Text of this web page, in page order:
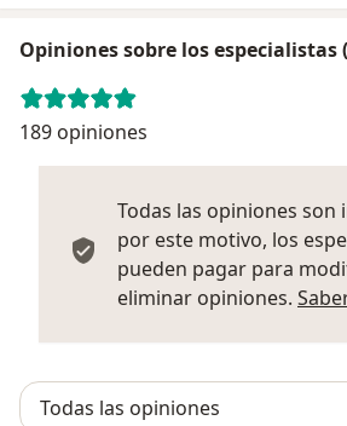
Opiniones sobre los especialistas
189 opiniones
Todas las opiniones son
por este motivo, los
pueden pagar para
eliminar opiniones.